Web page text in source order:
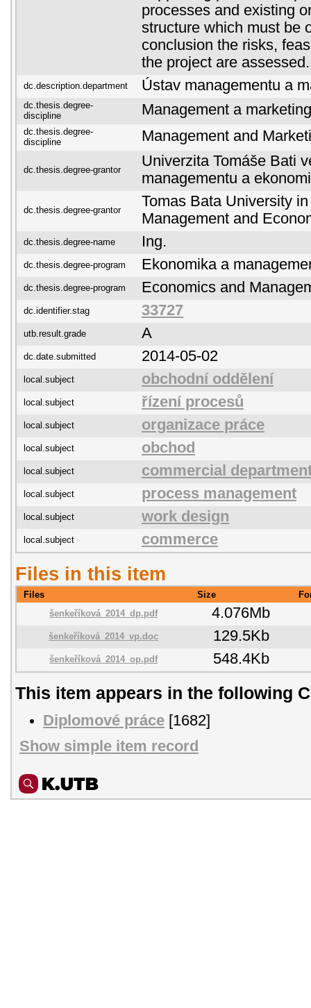
processes and existing
structure which must be
conclusion the risks,
the project are assessed.
dc.description.department Ústav managementu a
dc.thesis.degree-
discipline
Management a marketing
dc.thesis.degree-
discipline
Management and
dc.thesis.degree-grantor
Univerzita Tomáše Bati
managementu a
dc.thesis.degree-grantor
Tomas Bata University
Management and
dc.thesis.degree-name Ing.
dc.thesis.degree-program Ekonomika a
dc.thesis.degree-program Economics and
dc.identifier.stag 33727
utb.result.grade A
dc.date.submitted 2014-05-02
local.subject obchodní oddělení
local.subject řízení procesů
local.subject organizace práce
local.subject obchod
local.subject commercial
local.subject process management
local.subject work design
local.subject commerce
Files in this item
Files Size
šenkeříková_2014_dp.pdf
4.076Mb
šenkeříková_2014_vp.doc 129.5Kb
šenkeříková_2014_op.pdf 548.4Kb
This item appears in the following
Diplomové práce [1682]
Show simple item record